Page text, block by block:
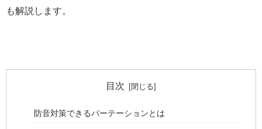
も解説します。
目次
防音対策できるパーテーションとは